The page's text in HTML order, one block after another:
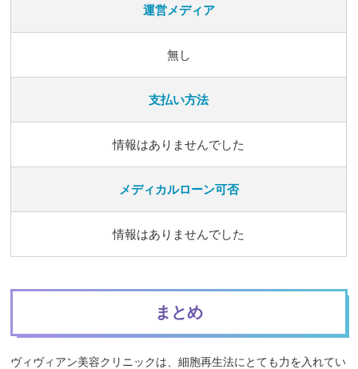
運営メディア
無し
支払い方法
情報はありませんでした
メディカルローン可否
情報はありませんでした
まとめ
ヴィヴィアン美容クリニックは、細胞再生法にとても力を入れてい